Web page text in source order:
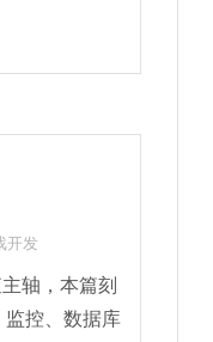
开发
轴，本篇刻
控、数据库